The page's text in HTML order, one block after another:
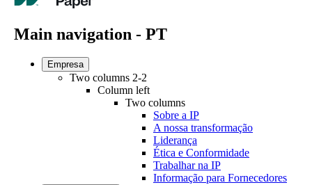
Main navigation - PT
Empresa
Two columns 2-2
Column left
Two columns
Sobre a IP
A nossa transformação
Liderança
Ética e Conformidade
Trabalhar na IP
Informação para Fornecedores